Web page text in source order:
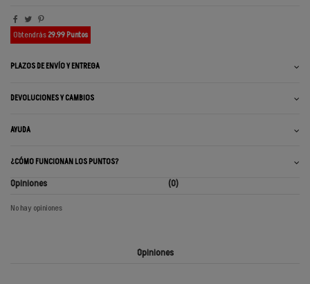
Obtendrás29.99 Puntos
PLAZOS DE ENVÍO Y ENTREGA
DEVOLUCIONES Y CAMBIOS
AYUDA
¿CÓMO FUNCIONAN LOS PUNTOS?
Opiniones (0)
No hay opiniones
Opiniones